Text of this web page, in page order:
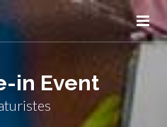
in Event